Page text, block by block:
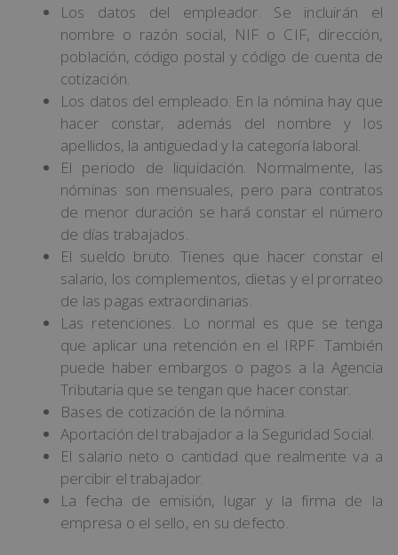
Los datos del empleador. Se incluirán el
nombre o razón social, NIF o CIF, dirección,
población, código postal y código de cuenta de
cotización.
Los datos del empleado. En la nómina hay que
hacer constar, además del nombre y los
apellidos, la antigüedad y la categoría laboral.
El periodo de liquidación. Normalmente, las
nóminas son mensuales, pero para contratos
de menor duración se hará constar el número
de días trabajados.
El sueldo bruto. Tienes que hacer constar el
salario, los complementos, dietas y el prorrateo
de las pagas extraordinarias.
Las retenciones. Lo normal es que se tenga
que aplicar una retención en el IRPF. También
puede haber embargos o pagos a la Agencia
Tributaria que se tengan que hacer constar.
Bases de cotización de la nómina.
Aportación del trabajador a la Seguridad Social.
El salario neto o cantidad que realmente va a
percibir el trabajador.
La fecha de emisión, lugar y la firma de la
empresa o el sello, en su defecto.